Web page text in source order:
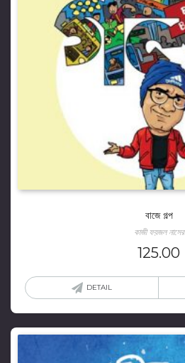
বাজে গল্প
কাজী ফয়জল নাসের
125.00
DETAIL